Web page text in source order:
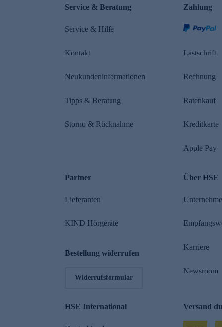
Service & Beratung
Service & Hilfe
Kontakt
Neukundeninformationen
Tipps & Beratung
Storno & Rücknahme
Zahlung
Lastschrift
Rechnung
Ratenkauf
Kreditkarte
Apple Pay
Partner
Lieferanten
KIND Hörgeräte
Bestellung widerrufen
Widerrufsformular
Über HSE
Karriere
Newsroom
HSE International Versand